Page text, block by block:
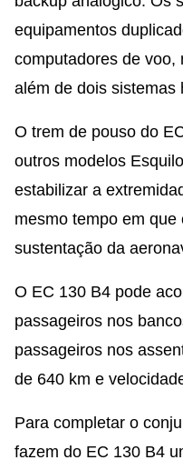
equipamentos
computadores de voo,
além de dois sistemas
O trem de pouso do
outros modelos
estabilizar a
mesmo tempo em que
sustentação da
O EC 130 B4 pode
passageiros nos
passageiros nos
de 640 km e
Para completar o
fazem do EC 130 B4